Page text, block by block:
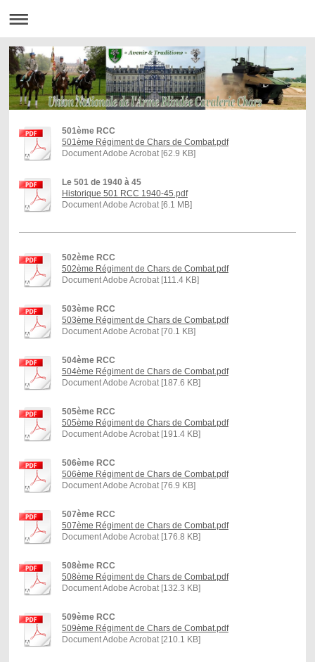
501ème RCC
501ème Régiment de Chars de Combat.pdf
Document Adobe Acrobat [62.9 KB]
Le 501 de 1940 à 45
Historique 501 RCC 1940-45.pdf
Document Adobe Acrobat [6.1 MB]
502ème RCC
502ème Régiment de Chars de Combat.pdf
Document Adobe Acrobat [111.4 KB]
503ème RCC
503ème Régiment de Chars de Combat.pdf
Document Adobe Acrobat [70.1 KB]
504ème RCC
504ème Régiment de Chars de Combat.pdf
Document Adobe Acrobat [187.6 KB]
505ème RCC
505ème Régiment de Chars de Combat.pdf
Document Adobe Acrobat [191.4 KB]
506ème RCC
506ème Régiment de Chars de Combat.pdf
Document Adobe Acrobat [76.9 KB]
507ème RCC
507ème Régiment de Chars de Combat.pdf
Document Adobe Acrobat [176.8 KB]
508ème RCC
508ème Régiment de Chars de Combat.pdf
Document Adobe Acrobat [132.3 KB]
509ème RCC
509ème Régiment de Chars de Combat.pdf
Document Adobe Acrobat [210.1 KB]